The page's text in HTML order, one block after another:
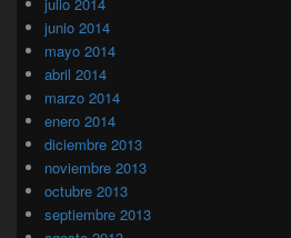
junio 2014
mayo 2014
abril 2014
marzo 2014
enero 2014
diciembre 2013
noviembre 2013
octubre 2013
septiembre 2013